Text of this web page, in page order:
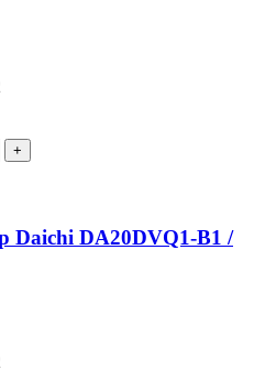
Daichi DA20DVQ1-B1 /